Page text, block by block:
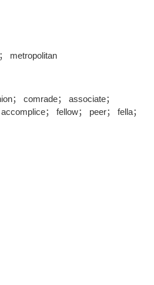
metropolitan
； comrade； associate；
； fellow； peer； fella；